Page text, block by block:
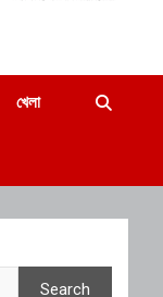
খেলা
Search